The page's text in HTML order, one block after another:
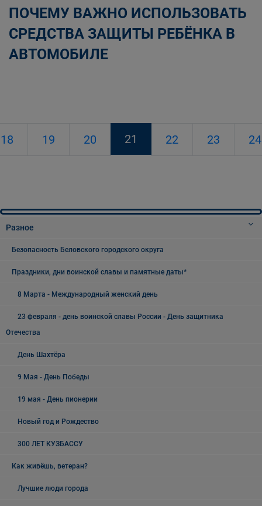
ПОЧЕМУ ВАЖНО ИСПОЛЬЗОВАТЬ
СРЕДСТВА ЗАЩИТЫ РЕБЁНКА В
АВТОМОБИЛЕ
18 19 20 21 22 23 24
Разное
Безопасность Беловского городского округа
Праздники, дни воинской славы и памятные даты*
8 Марта - Международный женский день
23 февраля - день воинской славы России - День защитника
Отечества
День Шахтёра
9 Мая - День Победы
19 мая - День пионерии
Новый год и Рождество
300 ЛЕТ КУЗБАССУ
Как живёшь, ветеран?
Лучшие люди города